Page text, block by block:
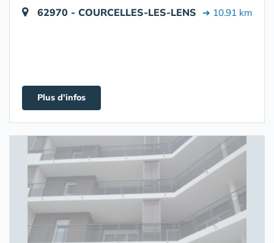
62970 - COURCELLES-LES-LENS ➔ 10.91 km
Plus d'infos